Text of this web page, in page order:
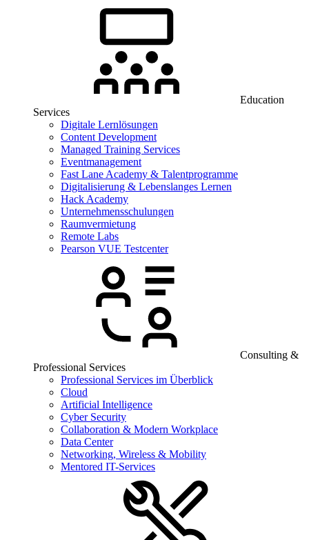
Education
Services
Digitale Lernlösungen
Content Development
Managed Training Services
Eventmanagement
Fast Lane Academy & Talentprogramme
Digitalisierung & Lebenslanges Lernen
Hack Academy
Unternehmensschulungen
Raumvermietung
Remote Labs
Pearson VUE Testcenter
Consulting &
Professional Services
Professional Services im Überblick
Cloud
Artificial Intelligence
Cyber Security
Collaboration & Modern Workplace
Data Center
Networking, Wireless & Mobility
Mentored IT-Services